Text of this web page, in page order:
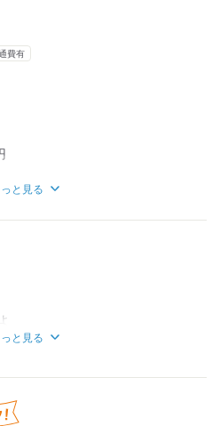
ん稼げますね
～15:00
！
のでとてもありがたいです
～17:00
てます！
費有
全員共通)
さん
￣￣
さん
￣￣
っと見る
っと見る